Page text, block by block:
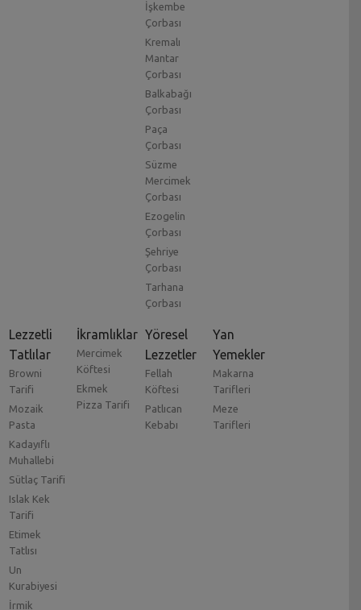
İşkembe
Çorbası
Kremalı
Mantar
Çorbası
Balkabağı
Çorbası
Paça
Çorbası
Süzme
Mercimek
Çorbası
Ezogelin
Çorbası
Şehriye
Çorbası
Tarhana
Çorbası
Lezzetli
Tatlılar
Browni
Tarifi
Mozaik
Pasta
Kadayıflı
Muhallebi
Sütlaç Tarifi
Islak Kek
Tarifi
Etimek
Tatlısı
Un
Kurabiyesi
İrmik
İkramlıklar
Mercimek
Köftesi
Ekmek
Pizza Tarifi
Yöresel
Lezzetler
Fellah
Köftesi
Patlıcan
Kebabı
Yan
Yemekler
Makarna
Tarifleri
Meze
Tarifleri